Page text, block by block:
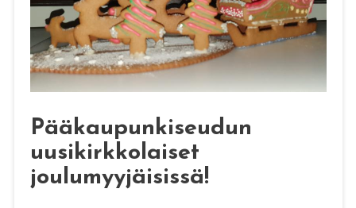
Pääkaupunkiseudun
uusikirkkolaiset
joulumyyjäisissä!